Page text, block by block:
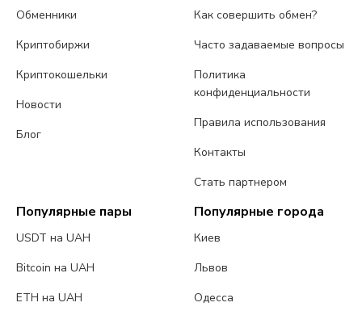
Обменники
Криптобиржи
Криптокошельки
Новости
Блог
Как совершить обмен?
Часто задаваемые вопросы
Политика
конфиденциальности
Правила использования
Контакты
Стать партнером
Популярные пары
USDT на UAH
Bitcoin на UAH
ETH на UAH
Популярные города
Киев
Львов
Одесса